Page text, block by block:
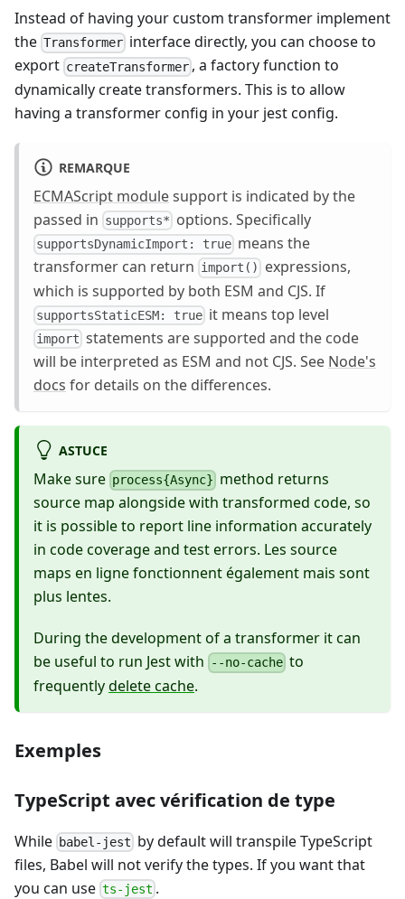
Instead of having your custom transformer implement
the Transformer interface directly, you can choose to
export createTransformer , a factory function to
dynamically create transformers. This is to allow
having a transformer config in your jest config.
REMARQUE
ECMAScript modulesupport is indicated by the
passed in supports* options. Specifically
supportsDynamicImport: true means the
transformer can return import()
expressions,
which is supported by both ESM and CJS. If
supportsStaticESM: true it means top level
import statements are supported and the code
will be interpreted as ESM and not CJS. See Node's
docs for details on the differences.
ASTUCE
Make sure process{Async} method returns
source map alongside with transformed code, so
it is possible to report line information accurately
in code coverage and test errors. Les source
maps en ligne fonctionnent également mais sont
plus lentes.
During the development of a transformer it can
be useful to run Jest with
--no-cache to
frequentlydelete cache.
Exemples
TypeScript avec vérification de type
While babel-jest by default will transpile TypeScript
files, Babel will not verify the types. If you want that
you can use ts-jest .